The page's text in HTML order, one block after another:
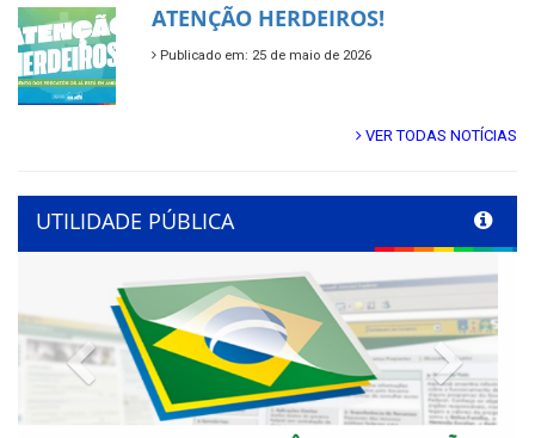
ATENÇÃO HERDEIROS!
Publicado em: 25 de maio de 2026
VER TODAS NOTÍCIAS
UTILIDADE PÚBLICA
Previous Next